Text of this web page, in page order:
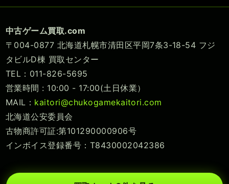
中古ゲーム買取.com
〒004-0877 北海道札幌市清田区平岡7条3-18-54 フジ
タビルD棟 買取センター
TEL：011-826-5695
営業時間 : 10:00 - 17:00(土日休業）
MAIL： kaitori@chukogamekaitori.com
北海道公安委員会
古物商許可証:第101290000906号
インボイス登録番号：T8430002042386